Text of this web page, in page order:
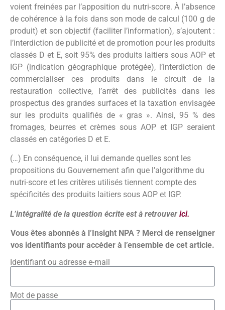
voient freinées par l’apposition du nutri-score. À l’absence
de cohérence à la fois dans son mode de calcul (100 g de
produit) et son objectif (faciliter l’information), s’ajoutent :
l’interdiction de publicité et de promotion pour les produits
classés D et E, soit 95% des produits laitiers sous AOP et
IGP (indication géographique protégée), l’interdiction de
commercialiser ces produits dans le circuit de la
restauration collective, l’arrêt des publicités dans les
prospectus des grandes surfaces et la taxation envisagée
sur les produits qualifiés de « gras ». Ainsi, 95 % des
fromages, beurres et crèmes sous AOP et IGP seraient
classés en catégories D et E.
(…) En conséquence, il lui demande quelles sont les
propositions du Gouvernement afin que l’algorithme du
nutri-score et les critères utilisés tiennent compte des
spécificités des produits laitiers sous AOP et IGP.
L’intégralité de la question écrite est à retrouver ici.
Vous êtes abonnés à l’Insight NPA ? Merci de renseigner
vos identifiants pour accéder à l’ensemble de cet article.
Identifiant ou adresse e-mail
Mot de passe